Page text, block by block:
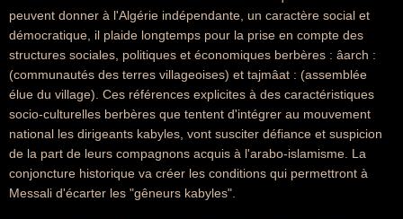
peuvent donner à l'Algérie indépendante, un caractère social et
démocratique, il plaide longtemps pour la prise en compte des
structures sociales, politiques et économiques berbères : âarch :
(communautés des terres villageoises) et tajmâat : (assemblée
élue du village). Ces références explicites à des caractéristiques
socio-culturelles berbères que tentent d'intégrer au mouvement
national les dirigeants kabyles, vont susciter défiance et suspicion
de la part de leurs compagnons acquis à l'arabo-islamisme. La
conjoncture historique va créer les conditions qui permettront à
Messali d'écarter les "gêneurs kabyles".